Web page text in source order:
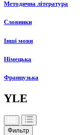
Методична література
Словники
Інші мови
Німецька
Французька
YLE
Фильтр